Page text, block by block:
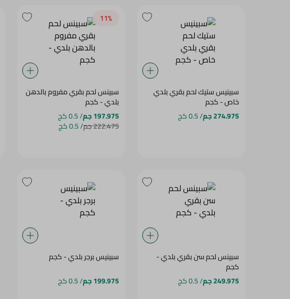
سبينيس ستيك لحم بقري بلدي
خاص - كجم
274.975 جم
/ 0.5 كج
11‎%‎
سبينس لحم بقري مفروم بالدهن
بلدي - كجم
197.975 جم
/ 0.5 كج
222.475 جم / 0.5 كج
سبينس لحم سن بقري بلدي -
كجم
249.975 جم
/ 0.5 كج
سبينيس برجر بلدي - كجم
199.975 جم
/ 0.5 كج